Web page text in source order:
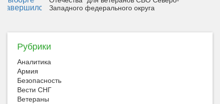
Западного федерального округа
Рубрики
Аналитика
Армия
Безопасность
Вести СНГ
Ветераны